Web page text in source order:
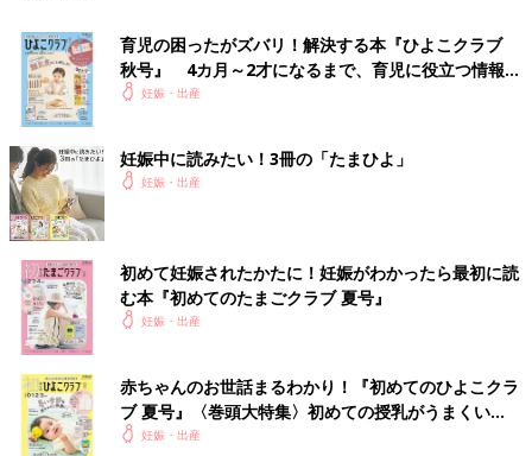
育児の困ったがズバリ！解決する本『ひよこクラブ
秋号』 4カ月～2才になるまで、育児に役立つ情報が
いっぱい！
妊娠・出産
妊娠中に読みたい！3冊の「たまひよ」
妊娠・出産
初めて妊娠されたかたに！妊娠がわかったら最初に読
む本『初めてのたまごクラブ 夏号』
妊娠・出産
赤ちゃんのお世話まるわかり！『初めてのひよこクラ
ブ 夏号』〈巻頭大特集〉初めての授乳がうまくい
く！ おっぱい・ミルクの基本と夏のトラブル 解決テ
妊娠・出産